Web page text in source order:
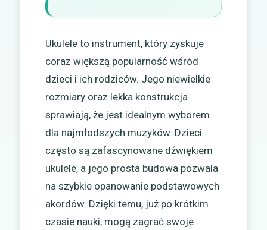
Ukulele to instrument, który zyskuje
coraz większą popularność wśród
dzieci i ich rodziców. Jego niewielkie
rozmiary oraz lekka konstrukcja
sprawiają, że jest idealnym wyborem
dla najmłodszych muzyków. Dzieci
często są zafascynowane dźwiękiem
ukulele, a jego prosta budowa pozwala
na szybkie opanowanie podstawowych
akordów. Dzięki temu, już po krótkim
czasie nauki, mogą zagrać swoje